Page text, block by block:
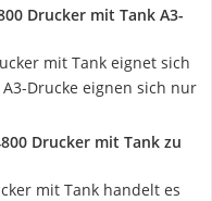
Drucker mit Tank A3-
mit Tank eignet sich
Drucke eignen sich nur
Drucker mit Tank zu
mit Tank handelt es